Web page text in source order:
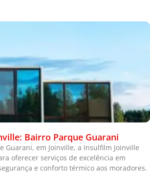
Bairro Parque Guarani
Guarani, em Joinville, a Insulfilm Joinville
oferecer serviços de excelência em
e conforto térmico aos moradores.